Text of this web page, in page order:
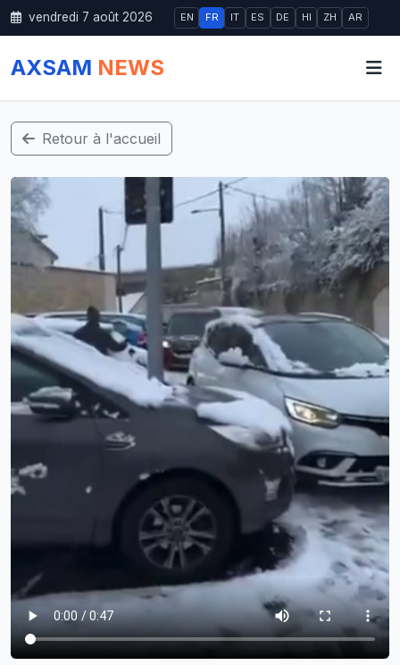
vendredi 7 août 2026 EN FR IT ES DE HI ZH AR
AXSAM NEWS
Retour à l'accueil